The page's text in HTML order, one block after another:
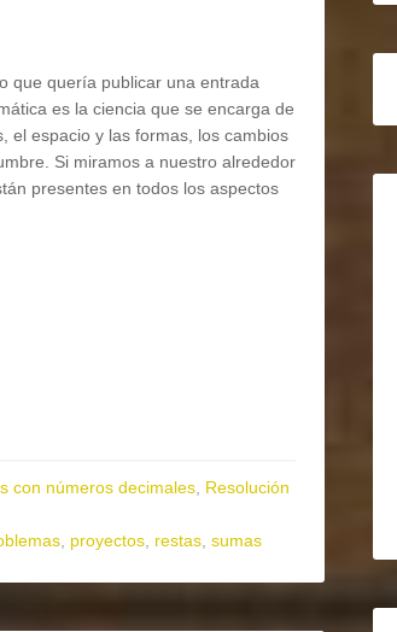
que quería publicar una entrada
es la ciencia que se encarga de
el espacio y las formas, los cambios
Si miramos a nuestro alrededor
presentes en todos los aspectos
con números decimales, Resolución
, proyectos, restas, sumas